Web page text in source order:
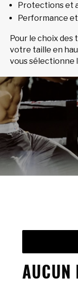
Protections et
Performance et
Pour le choix des
votre taille en
vous sélectionne